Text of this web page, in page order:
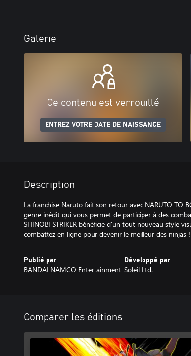
Galerie
Ce contenu est verrouillé
ENTREZ VOTRE DATE DE NAISSANCE
Description
La franchise Naruto fait son retour avec NARUTO TO
genre inédit qui vous permet de participer à des
SHINOBI STRIKER bénéficie d'un tout nouveau style
combattez en ligne pour devenir le meilleur des ninjas !
Publié par
BANDAI NAMCO Entertainment
Développé par
Soleil Ltd.
Comparer les éditions